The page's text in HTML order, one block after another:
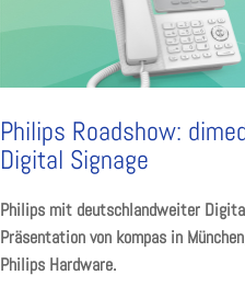
Philips Roadshow:
Digital Signage
Philips mit deutschlandweiter
Präsentation von kompas in
Philips Hardware.